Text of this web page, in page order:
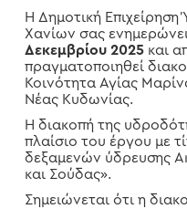
Η Δημοτική
Χανίων σας
Δεκεμβρίου 2025 και
πραγματοποιηθεί
Κοινότητα Αγίας
Νέας Κυδωνίας.
Η διακοπή της
πλαίσιο του έργου με
δεξαμενών ύδρευσης
και Σούδας».
Σημειώνεται ότι η